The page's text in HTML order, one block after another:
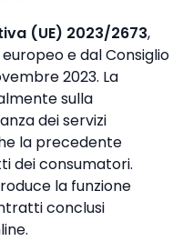
(UE) 2023/2673,
e dal Consiglio
2023. La
sulla
dei servizi
la precedente
dei consumatori.
la funzione
conclusi